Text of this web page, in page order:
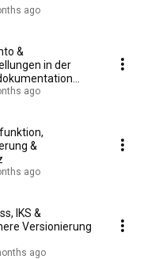
ago
&
in der
ago
&
ago
IKS &
Versionierung
ago